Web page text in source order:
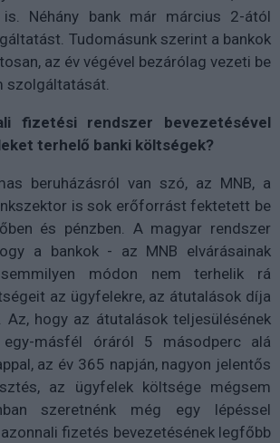
Néhány bank már március 2-ától
Tudomásunk szerint a bankok
az év végével bezárólag vezeti be
szolgáltatását.
fizetési rendszer bevezetésével
terhelő banki költségek?
beruházásról van szó, az MNB, a
is sok erőforrást fektetett be
és pénzben. A magyar rendszer
a bankok - az MNB elvárásainak
módon nem terhelik rá
az ügyfelekre, az átutalások díja
Az, hogy az átutalások teljesülésének
másfél óráról 5 másodperc alá
az év 365 napján, nagyon jelentős
az ügyfelek költsége mégsem
szeretnénk még egy lépéssel
fizetés bevezetésének legfőbb